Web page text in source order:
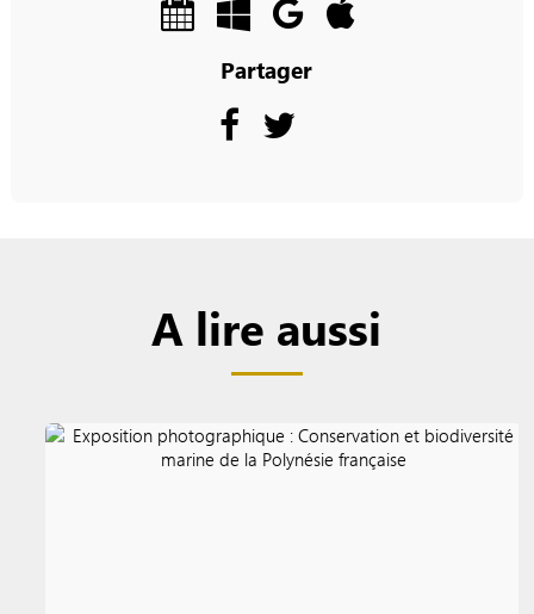
Partager
A lire aussi